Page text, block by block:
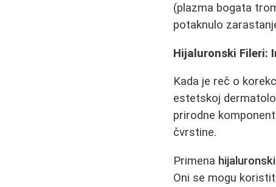
(plazma bogata
potaknulo
Hijaluronski Fileri:
Kada je reč o
estetskoj
prirodne
čvrstine.
Primena
Oni se mogu